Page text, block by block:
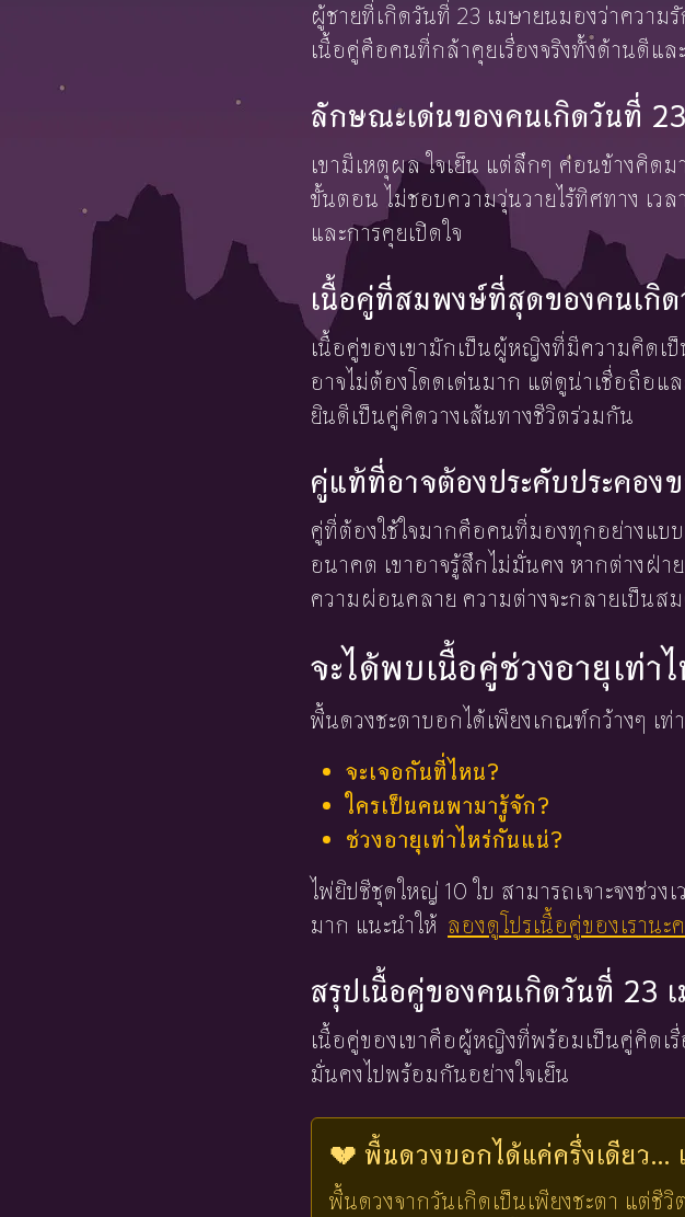
ผู้ชายที่เกิดวันที่ 23 เมษายนมองว่าความรั
เนื้อคู่คือคนที่กล้าคุยเรื่องจริงทั้งด้านดีแ
ลักษณะเด่นของคนเกิดวันที่
เขามีเหตุผล ใจเย็น แต่ลึกๆ ค่อนข้างคิด
ขั้นตอน ไม่ชอบความวุ่นวายไร้ทิศทาง เ
และการคุยเปิดใจ
เนื้อคู่ที่สมพงษ์ที่สุดของคนเกิ
เนื้อคู่ของเขามักเป็นผู้หญิงที่มีความคิดเ
อาจไม่ต้องโดดเด่นมาก แต่ดูน่าเชื่อถือแ
ยินดีเป็นคู่คิดวางเส้นทางชีวิตร่วมกัน
คู่แท้ที่อาจต้องประคับประคอง
คู่ที่ต้องใช้ใจมากคือคนที่มองทุกอย่างแบ
อนาคต เขาอาจรู้สึกไม่มั่นคง หากต่างฝ่
ความผ่อนคลาย ความต่างจะกลายเป็นส
จะได้พบเนื้อคู่ช่วงอายุเท่า
พื้นดวงชะตาบอกได้เพียงเกณฑ์กว้างๆ เท่
จะเจอกันที่ไหน?
ใครเป็นคนพามารู้จัก?
ช่วงอายุเท่าไหร่กันแน่?
ไพ่ยิปซีชุดใหญ่ 10 ใบ สามารถเจาะจงช่ว
มาก แนะนำให้ ลองดูโปรเนื้อคู่ของเรานะ
สรุปเนื้อคู่ของคนเกิดวันที่ 23
เนื้อคู่ของเขาคือผู้หญิงที่พร้อมเป็นคู่คิดเ
มั่นคงไปพร้อมกันอย่างใจเย็น
💔 พื้นดวงบอกได้แค่ครึ่งเดียว...
พื้นดวงจากวันเกิดเป็นเพียงชะตา แต่ชีวิ